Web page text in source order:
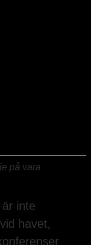
på vara
inte
havet,